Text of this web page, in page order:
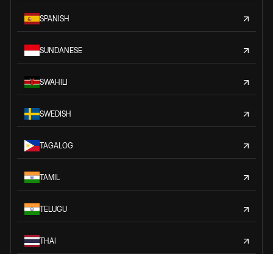
SPANISH
SUNDANESE
SWAHILI
SWEDISH
TAGALOG
TAMIL
TELUGU
THAI